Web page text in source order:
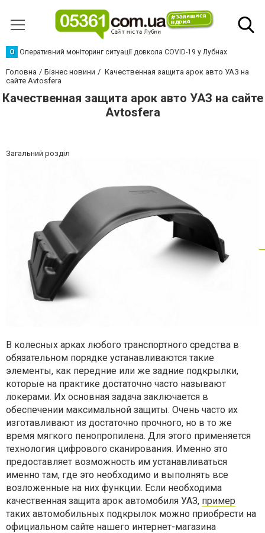
О Оперативний моніторинг ситуації довкола COVID-19 у Лубнах
Головна Бізнес новини
Качественная защита арок авто УАЗ на
сайте Avtosfera
Качественная защита арок авто УАЗ на сайте
Avtosfera
Загальний розділ
В колесных арках любого транспортного средства в
обязательном порядке устанавливаются такие
элементы, как передние или же задние подкрылки,
которые на практике достаточно часто называют
локерами. Их основная задача заключается в
обеспечении максимальной защиты. Очень часто их
изготавливают из достаточно прочного, но в то же
время мягкого пенопропилена. Для этого применяется
технология цифрового сканирования. Именно это
предоставляет возможность им устанавливаться
именно там, где это необходимо и выполнять все
возложенные на них функции. Если необходима
качественная защита арок автомобиля УАЗ, пример
таких автомобильных подкрылок можно приобрести на
официальном сайте нашего интернет-магазина